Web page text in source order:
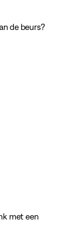
de beurs?
met een